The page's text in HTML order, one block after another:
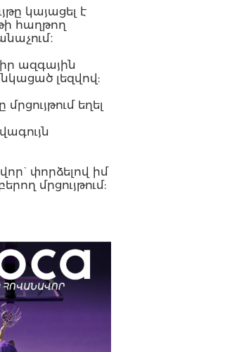
կայացել է
հաղթող
ազգային
լեզվով:
եղել
փորձելով իմ
մրցույթում: